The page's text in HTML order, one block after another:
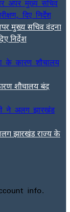
मुख्य सचिव वंदना
निर्देश
शौचालय बंद
झारखंड राज्य के
info.